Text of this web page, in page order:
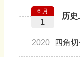
历
6 月
1
2020 四角